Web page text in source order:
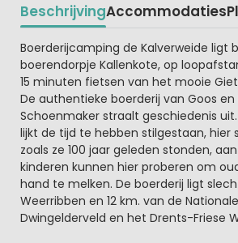
BeschrijvingAccommodaties
Beschrijving
Boerderijcamping de Kalverweide ligt
boerendorpje Kallenkote, op
15 minuten fietsen van het mooie
De authentieke boerderij van Goos
Schoenmaker straalt geschiedenis
lijkt de tijd te hebben stilgestaan, hier
zoals ze 100 jaar geleden stonden,
kinderen kunnen hier proberen om
hand te melken. De boerderij ligt
Weerribben en 12 km. van de
Dwingelderveld en het Drents-Friese